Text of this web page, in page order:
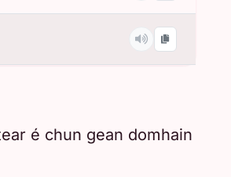
é chun gean domhain